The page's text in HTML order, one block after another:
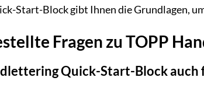
Start-Block gibt Ihnen die Grundlagen,
Fragen zu TOPP
Quick-Start-Block